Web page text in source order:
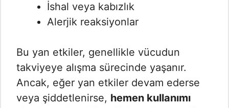
İshal veya kabızlık
Alerjik reaksiyonlar
Bu yan etkiler, genellikle vücudun
takviyeye alışma sürecinde yaşanır.
Ancak, eğer yan etkiler devam ederse
veya şiddetlenirse, hemen kullanımı